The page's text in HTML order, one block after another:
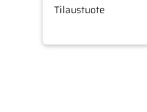
Tilaustuote